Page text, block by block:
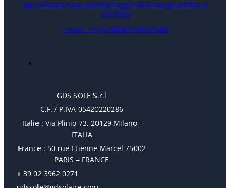
agrivoltaico avanzatoStoccaggio dell'energia elettrica
prodotta
I nostri impiantiNovitàContatti
GDS SOLE S.r.l
C.F. / P.IVA 05420220286
Italie : Via Plinio 73, 20129 Milano -
ITALIA
France : 50 rue Etienne Marcel 75002
PARIS – FRANCE
+ 39 02 3962 0271